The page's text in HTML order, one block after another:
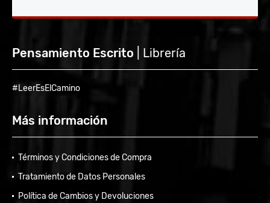
Pensamiento Escrito | Librería
#LeerEsElCamino
Más información
Términos y Condiciones de Compra
Tratamiento de Datos Personales
Política de Cambios y Devoluciones